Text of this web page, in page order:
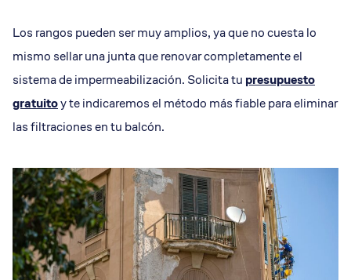
Los rangos pueden ser muy amplios, ya que no cuesta lo
mismo sellar una junta que renovar completamente el
sistema de impermeabilización. Solicita tu presupuesto
gratuitoy te indicaremos el método más fiable para eliminar
las filtraciones en tu balcón.